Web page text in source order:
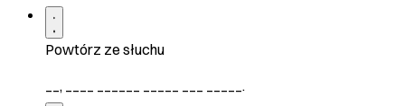
Powtórz ze słuchu
__, ____ ______ _____ ___ _____.